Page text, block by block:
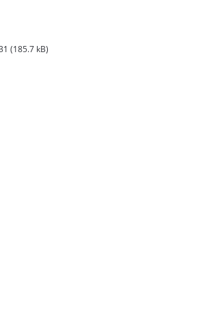
(185.7 kB)